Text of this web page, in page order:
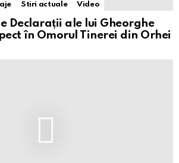
Stiri actuale Video
Declarații ale lui Gheorghe
în Omorul Tinerei din Orhei